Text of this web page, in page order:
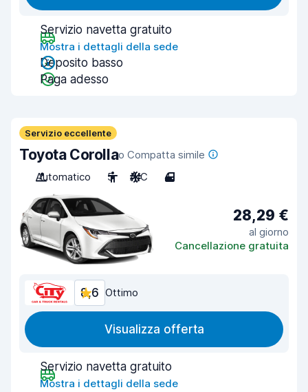
Servizio navetta gratuito
Mostra i dettagli della sede
Deposito basso
Paga adesso
Servizio eccellente
Toyota Corollao Compatta simile
Automatico
5 A/C 4
28,29 €
al giorno
Cancellazione gratuita
8,6 Ottimo
Visualizza offerta
Servizio navetta gratuito
Mostra i dettagli della sede